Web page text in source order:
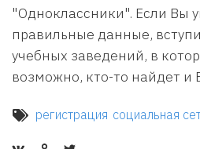
"Одноклассники". Если Вы
правильные данные,
учебных заведений, в
возможно, кто-то найдет и
регистрация социальная